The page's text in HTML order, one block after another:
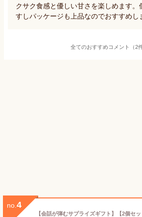
クサク食感と優しい甘さを楽しめます。
すしパッケージも上品なのでおすすめし
全てのおすすめコメント（2件
no. 4